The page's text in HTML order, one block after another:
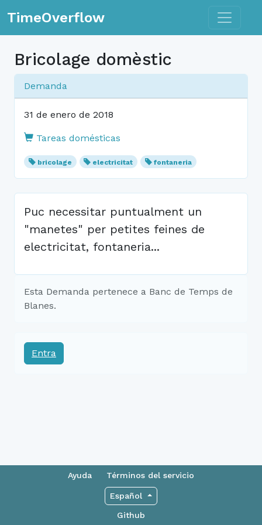
TimeOverflow Toggle
Bricolage domèstic
Demanda
31 de enero de 2018
Tareas domésticas
bricolage electricitat fontaneria
Puc necessitar puntualment un
"manetes" per petites feines de
electricitat, fontaneria...
Esta Demanda pertenece a Banc de Temps de
Blanes.
Entra
Ayuda Términos del servicio
Español
Github